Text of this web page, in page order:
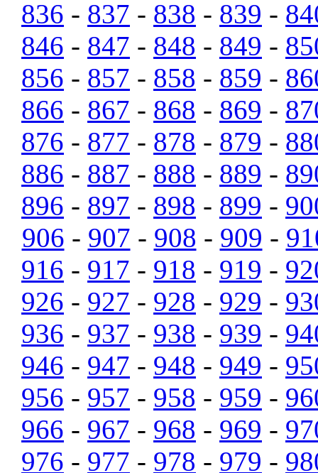
836 - 837 - 838 - 839 -
846 - 847 - 848 - 849 -
856 - 857 - 858 - 859 -
866 - 867 - 868 - 869 -
876 - 877 - 878 - 879 -
886 - 887 - 888 - 889 -
896 - 897 - 898 - 899 -
906 - 907 - 908 - 909 -
916 - 917 - 918 - 919 -
926 - 927 - 928 - 929 -
936 - 937 - 938 - 939 -
946 - 947 - 948 - 949 -
956 - 957 - 958 - 959 -
966 - 967 - 968 - 969 -
976 - 977 - 978 - 979 -